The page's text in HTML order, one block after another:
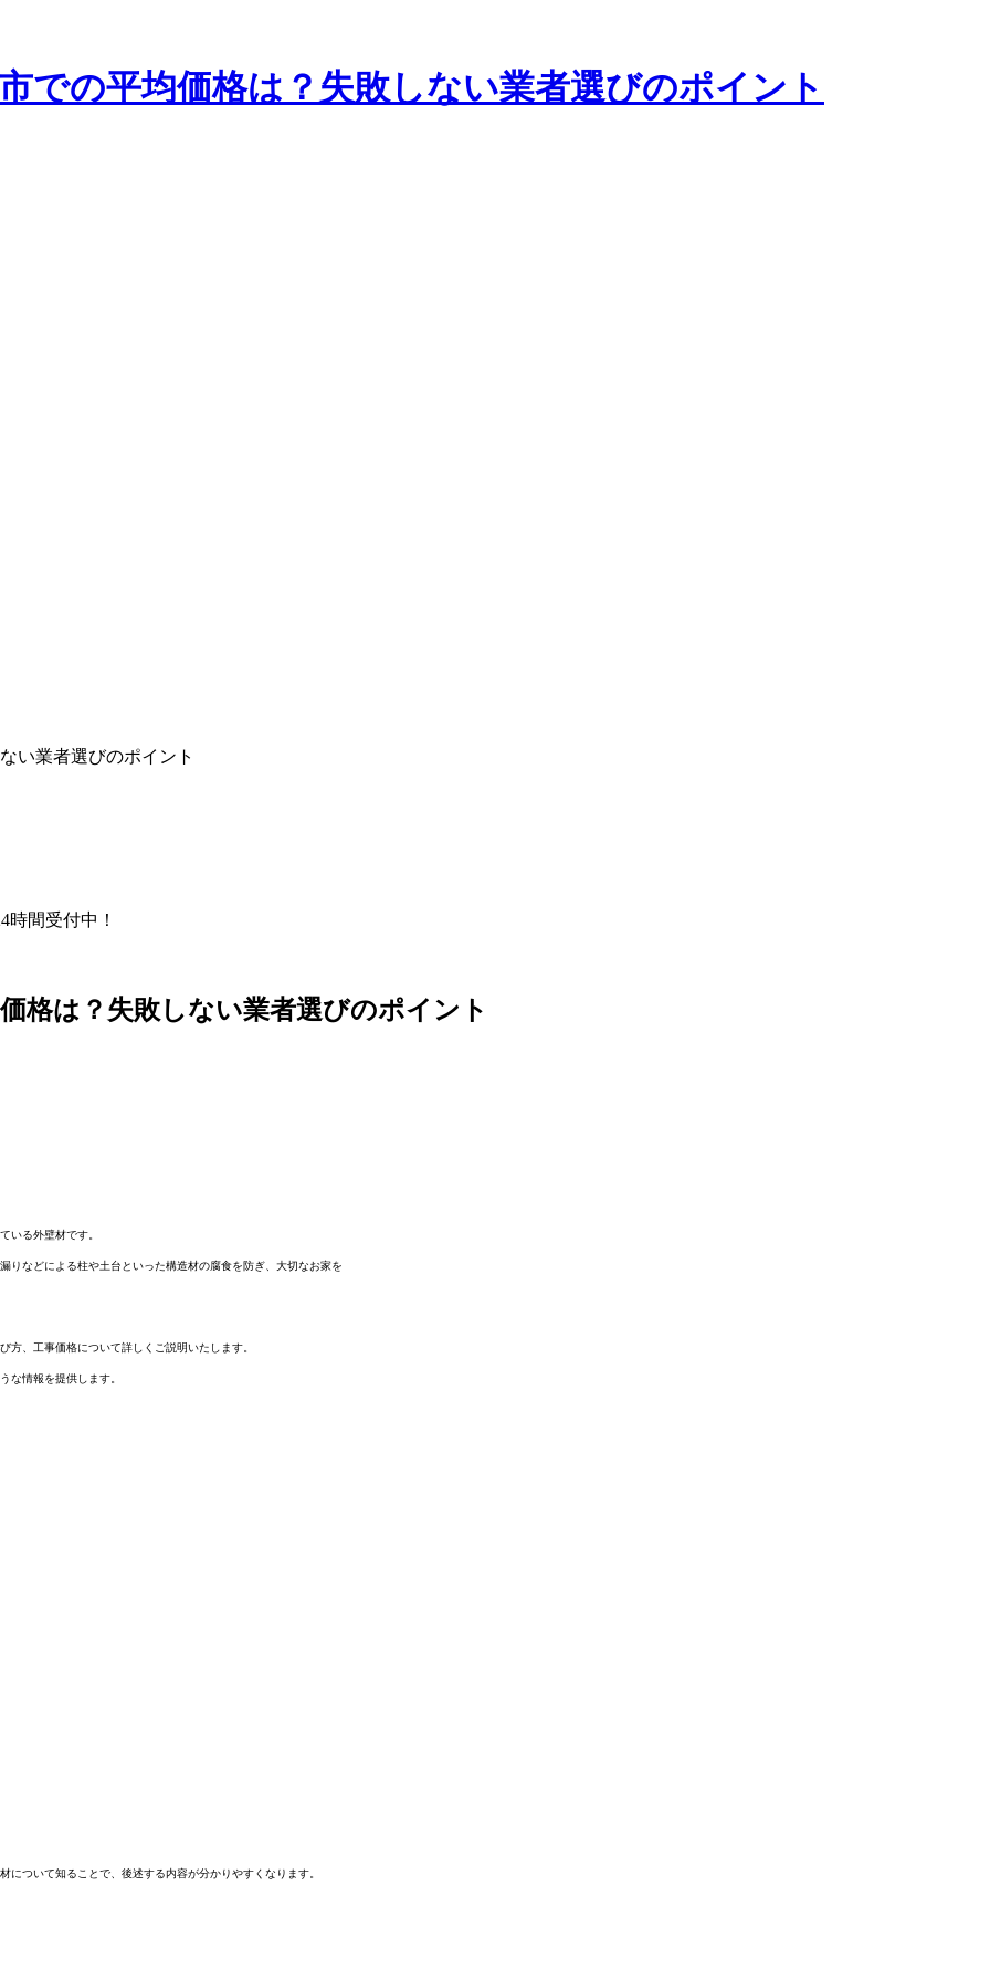
い業者選びのポイント
時間受付中！
格は？失敗しない業者選びのポイント
いる外壁材です。
りなどによる柱や土台といった構造材の腐食を防ぎ、大切なお家を
、工事価格について詳しくご説明いたします。
な情報を提供します。
ついて知ることで、後述する内容が分かりやすくなります。